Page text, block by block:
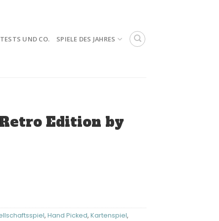
UND CO. SPIELE DES JAHRES
Edition by
, Hand Picked, Kartenspiel,